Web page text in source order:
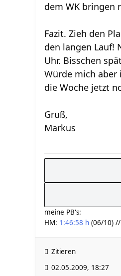
dem WK bringen
Fazit. Zieh den
den langen Lauf!
Uhr. Bisschen
Würde mich aber
die Woche jetzt
Gruß,
Markus
meine PB's:
HM: 1:46:58 h (06/10)
Zitieren
02.05.2009, 18:27